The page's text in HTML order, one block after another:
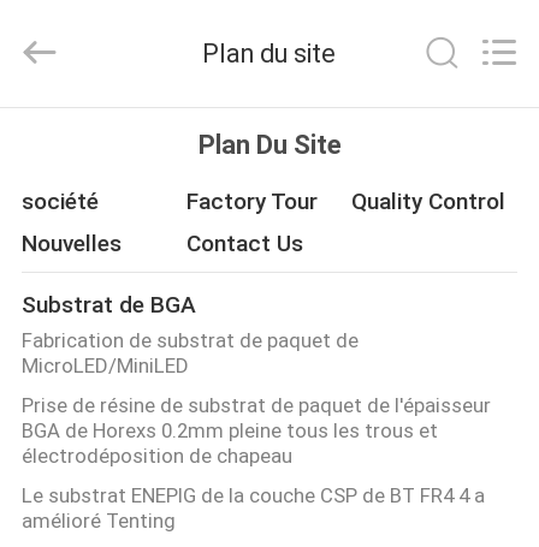
PRODUITS
AU
SUJET
DE
NOUS
VISITE
D'USINE
Electronics
Co.,Ltd..
Reserved.
Plan du site
Plan Du Site
société Factory Tour
Quality Control
Nouvelles
Contact Us
Substrat de BGA
Fabrication de substrat de paquet de
MicroLED/MiniLED
Prise de résine de substrat de paquet de l'épaisseur
BGA de Horexs 0.2mm pleine tous les trous et
électrodéposition de chapeau
Le substrat ENEPIG de la couche CSP de BT FR4 4 a
amélioré Tenting